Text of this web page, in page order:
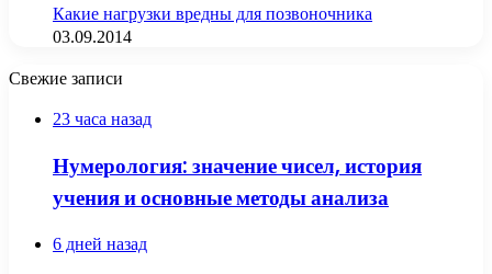
Какие нагрузки вредны для позвоночника
03.09.2014
Свежие записи
23 часа назад
Нумерология: значение чисел, история
учения и основные методы анализа
6 дней назад